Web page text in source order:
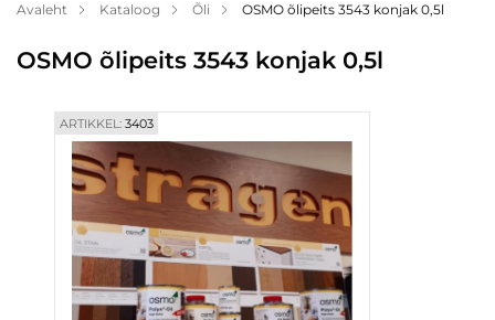
Makse
Meist
Kontaktid
Avaleht Kataloog Õli OSMO õlipeits 3543 konjak 0,5l
OSMO õlipeits 3543 konjak 0,5l
ARTIKKEL:3403